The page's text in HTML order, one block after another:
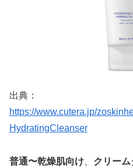
出典：
https://www.cutera.jp/
HydratingCleanser
普通〜乾燥肌向け クリー